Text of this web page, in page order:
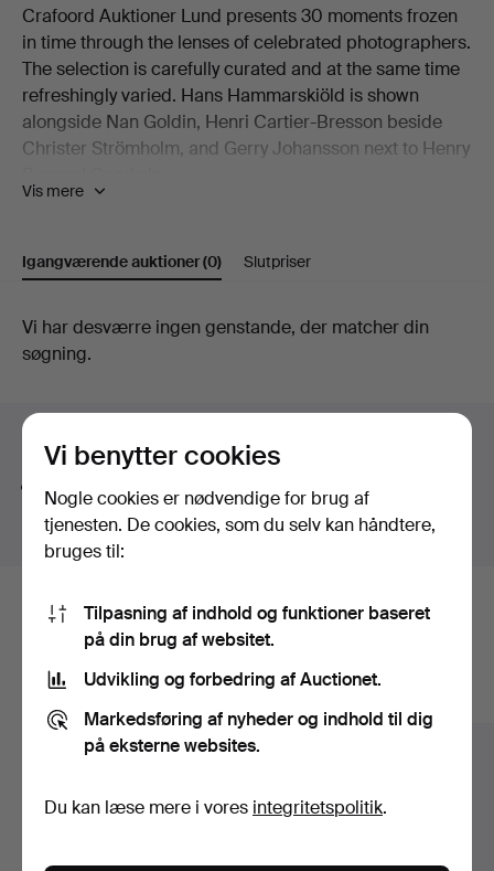
Crafoord Auktioner Lund presents 30 moments frozen
in time through the lenses of celebrated photographers.
The selection is carefully curated and at the same time
refreshingly varied. Hans Hammarskiöld is shown
alongside Nan Goldin, Henri Cartier-Bresson beside
Christer Strömholm, and Gerry Johansson next to Henry
Two works by Esko Männikkö from his 1990s period are
nude studies.
Welcome to Crafoord Auktioner Lund!
Vis mere
Igangværende auktioner(0) Slutpriser
Igangværende
auktioner
Vi har desværre ingen genstande, der matcher din
søgning.
Vi søger automatisk på dele af ord. Søger du efter
bånd, finder vi ogsåarmbåndsur.
Her er genstande fra vores arkiv, der
matcher din søgning
Vi benytter cookies
Nogle cookies er nødvendige for brug af
tjenesten. De cookies, som du selv kan håndtere,
bruges til:
Tilpasning af indhold og funktioner baseret
på din brug af websitet.
Udvikling og forbedring af Auctionet.
Markedsføring af nyheder og indhold til dig
på eksterne websites.
Du kan læse mere i vores integritetspolitik.